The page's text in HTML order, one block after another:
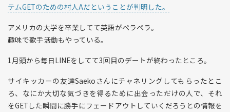
テムGETのための村人Aだということが判明した。
アメリカの大学を卒業してて英語がペラペラ。
趣味で歌手活動もやっている。
1月頭から毎日LINEをしてて3回目のデートが終わったところ。
サイキッカーの友達Saekoさんにチャネリングしてもらったとこ
ろ、なにか大切な気づきを得るために出会っただけの人で、それ
をGETした瞬間に勝手にフェードアウトしていくだろうとの情報を